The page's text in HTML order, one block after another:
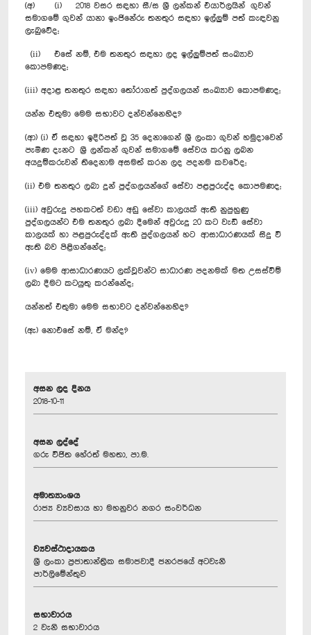
(අ) (i) 2018 වසර සඳහා සී/ස ශ්‍රී ලන්කන් එයාර්ලයින් ගුවන්
සමාගමේ ගුවන් යානා ඉංජිනේරු තනතුර සඳහා ඉල්ලුම් පත් කැ‍ඳවනු
ලැබුවේද;
(ii) එසේ නම්, එම තනතුර සඳහා ලද ඉල්ලුම්පත් සංඛ්‍යාව
කොපමණද;
(iii) අදාළ තනතුර සඳහා තෝරාගත් පුද්ගලයන් සංඛ්‍යාව කොපමණද;
යන්න එතුමා මෙම සභාවට දන්වන්නෙහිද?
(ආ) (i) ඒ සඳහා ඉදිරිපත් වූ 35 දෙනාගෙන් ශ්‍රී ලංකා ගුවන් හමුදාවෙන්
පැමිණ දැනට ශ්‍රී ලන්කන් ගුවන් සමාගමේ සේවය කරනු ලබන
අයදුම්කරුවන් තිදෙනාම අසමත් කරන ලද පදනම කවරේද;
(ii) එම තනතුර ලබා දුන් පුද්ගලයන්ගේ සේවා පළපුරුද්ද කොපමණද;
(iii) අවුරුදු පහකටත් වඩා අඩු සේවා කාලයක් ඇති නුපුහුණු
පුද්ගලයන්ට එම තනතුර ලබා දීමෙන් අවුරුදු 20 කට වැඩි සේවා
කාලයක් හා පළපුරුද්දක් ඇති පුද්ගලයන් හට ආසාධාරණයක් සිදු වී
ඇති බව පිළිගන්නේද;
(iv) මෙම ආසාධාරණයට ලක්වූවන්ට සාධාරණ පදනමක් මත උසස්වීම්
ලබා දීමට කටයුතු කරන්නේද;
යන්නත් එතුමා මෙම සභාවට දන්වන්නෙහිද?
(ඇ) නොඑසේ නම්, ඒ මන්ද?
අසන ලද දිනය
2018-10-11
අසන ලද්දේ
ගරු විජිත හේරත් මහතා, පා.ම.
අමාත්‍යාංශය
රාජ්‍ය ව්‍යවසාය හා මහනුවර නගර සංවර්ධන
ව්‍යවස්ථාදායකය
ශ්‍රී ලංකා ප්‍රජාතාන්ත්‍රික සමාජවාදී ජනරජයේ අටවැනි
පාර්ලිමේන්තුව
සභාවාරය
2 වැනි සභාවාරය